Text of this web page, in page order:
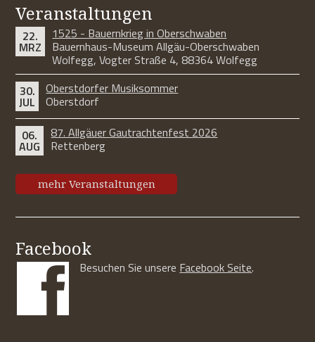
Veranstaltungen
22.
MRZ
1525 - Bauernkrieg in Oberschwaben
Bauernhaus-Museum Allgäu-Oberschwaben
Wolfegg, Vogter Straße 4, 88364 Wolfegg
30.
JUL
Oberstdorfer Musiksommer
Oberstdorf
06.
AUG
87. Allgäuer Gautrachtenfest 2026
Rettenberg
mehr Veranstaltungen
Facebook
Besuchen Sie unsere Facebook Seite.